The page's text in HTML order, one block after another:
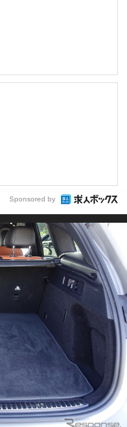
Sponsored by